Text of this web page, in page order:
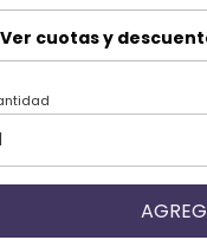
Ver cuotas y